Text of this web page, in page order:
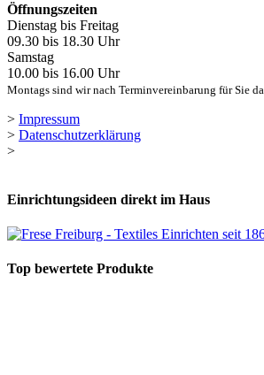
Öffnungszeiten
Dienstag bis Freitag
09.30 bis 18.30 Uhr
Samstag
10.00 bis 16.00 Uhr
Montags sind wir nach Terminvereinbarung für Sie da.
> Impressum
> Datenschutzerklärung
>
Einrichtungsideen direkt im Haus
Top bewertete Produkte